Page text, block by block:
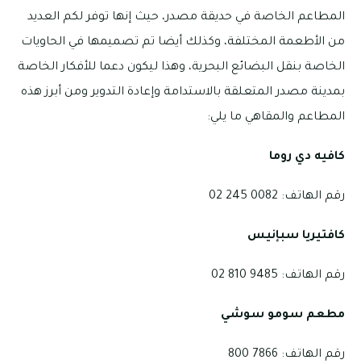
المطاعم الخاصة في حديقة مصدر، حيث إنها توفر لكم العديد
من الأطعمة المختلفة، وكذلك أيضا تم تصميمها في الحاويات
الخاصة بنقل البضائع البحرية، وهذا ليكون دعما للأفكار الخاصة
بمدينة مصدر المتعلقة بالاستدامة وإعادة التدوير ومن أبرز هذه
المطاعم والمقاهي ما يلي:
كافيه دي روما
رقم الهاتف: 0082 245 02
كافتيريا سبإنيس
رقم الهاتف: 9485 810 02
مطعم سومو سوشي
رقم الهاتف: 7866 800